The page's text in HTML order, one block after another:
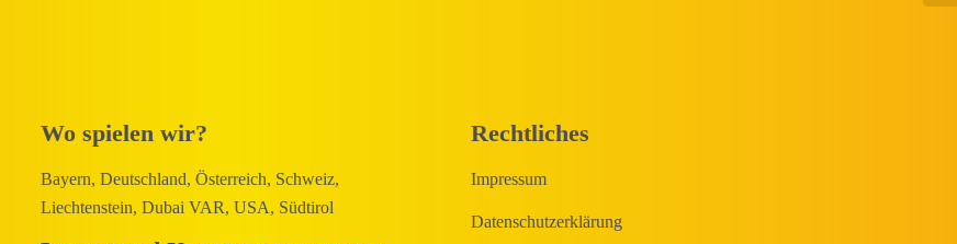
Wo spielen wir?
Bayern, Deutschland, Österreich, Schweiz,
Liechtenstein, Dubai VAR, USA, Südtirol
Rechtliches
Impressum
Datenschutzerklärung